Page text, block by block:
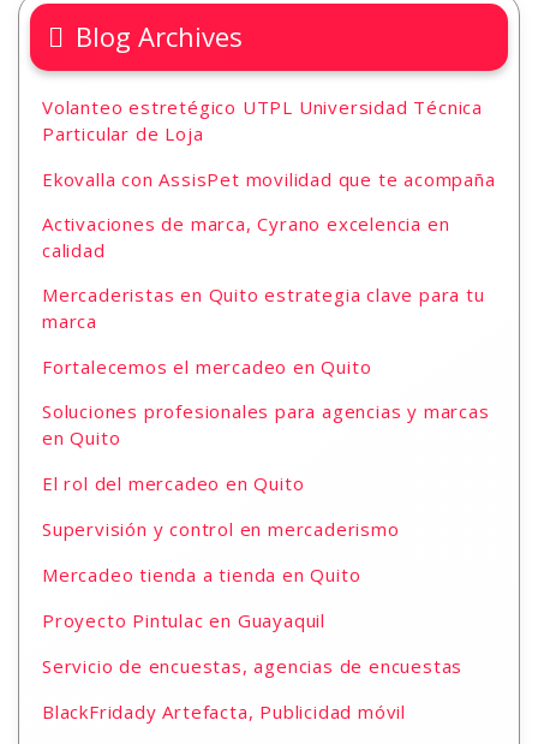
Blog Archives
Volanteo estretégico UTPL Universidad Técnica
Particular de Loja
Ekovalla con AssisPet movilidad que te acompaña
Activaciones de marca, Cyrano excelencia en
calidad
Mercaderistas en Quito estrategia clave para tu
marca
Fortalecemos el mercadeo en Quito
Soluciones profesionales para agencias y marcas
en Quito
El rol del mercadeo en Quito
Supervisión y control en mercaderismo
Mercadeo tienda a tienda en Quito
Proyecto Pintulac en Guayaquil
Servicio de encuestas, agencias de encuestas
BlackFridady Artefacta, Publicidad móvil